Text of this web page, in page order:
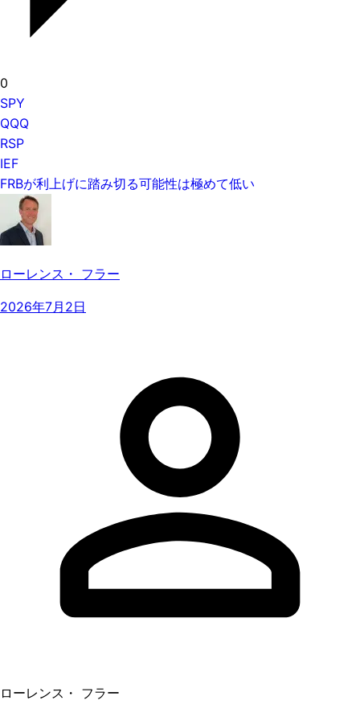
0
SPY
QQQ
RSP
IEF
FRBが利上げに踏み切る可能性は極めて低い
ローレンス・ フラー
2026年7月2日
ローレンス・ フラー